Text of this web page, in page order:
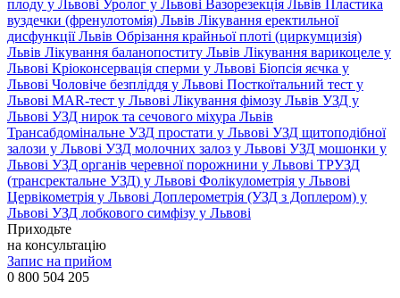
плоду у Львові Уролог у Львові Вазорезекція Львів Пластика
вуздечки (френулотомія) Львів Лікування еректильної
дисфункції Львів Обрізання крайньої плоті (циркумцизія)
Львів Лікування баланопоститу Львів Лікування варикоцеле у
Львові Кріоконсервація сперми у Львові Біопсія яєчка у
Львові Чоловіче безпліддя у Львові Посткоїтальний тест у
Львові MAR-тест у Львові Лікування фімозу Львів УЗД у
Львові УЗД нирок та сечового міхура Львів
Трансабдомінальне УЗД простати у Львові УЗД щитоподібної
залози у Львові УЗД молочних залоз у Львові УЗД мошонки у
Львові УЗД органів черевної порожнини у Львові ТРУЗД
(трансректальне УЗД) у Львові Фолікулометрія у Львові
Цервікометрія у Львові Доплерометрія (УЗД з Доплером) у
Львові УЗД лобкового симфізу у Львові
Приходьте
на консультацію
Запис на прийом
0 800 504 205